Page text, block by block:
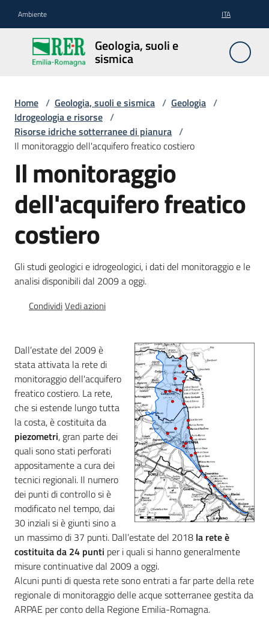
Ambiente ITA
Geologia, suoli e
sismica
Geologia,
suoli e
sismica
Geologia
Suoli
Sismica
Cartografia
e
dati
Divulgazione
Seguici
su
Ambiente
Home / Geologia, suoli e sismica / Geologia /
Idrogeologia e risorse /
Risorse idriche sotterranee di pianura /
Il monitoraggio dell'acquifero freatico costiero
Il monitoraggio
dell'acquifero freatico
costiero
Gli studi geologici e idrogeologici, i dati del monitoraggio e le
analisi disponibili dal 2009 a oggi.
CondividiVedi azioni
Dall’estate del 2009 è
stata attivata la rete di
monitoraggio dell'acquifero
freatico costiero. La rete,
che si estende lungo tutta
la costa, è costituita da
piezometri, gran parte dei
quali sono stati perforati
appositamente a cura dei
tecnici regionali. Il numero
dei punti di controllo si è
modificato nel tempo, dai
30 inziali si è giunti sino a
un massimo di 37 punti. Dall’estate del 2018 la rete è
costituita da 24 punti per i quali si hanno generalmente
misure continuative dal 2009 a oggi.
Alcuni punti di questa rete sono entrati a far parte della rete
regionale di monitoraggio delle acque sotterranee gestita da
ARPAE per conto della Regione Emilia-Romagna.